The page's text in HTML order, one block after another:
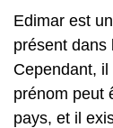
Edimar est
présent dans
Cependant,
prénom peut
pays, et il